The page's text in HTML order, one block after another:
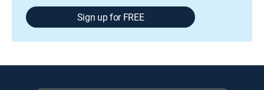
Sign up for FREE